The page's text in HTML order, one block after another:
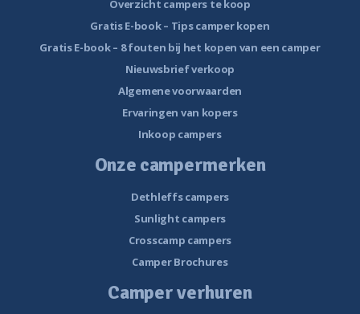
Overzicht campers te koop
Gratis E-book – Tips camper kopen
Gratis E-book – 8 fouten bij het kopen van een camper
Nieuwsbrief verkoop
Algemene voorwaarden
Ervaringen van kopers
Inkoop campers
Onze campermerken
Dethleffs campers
Sunlight campers
Crosscamp campers
Camper Brochures
Camper verhuren